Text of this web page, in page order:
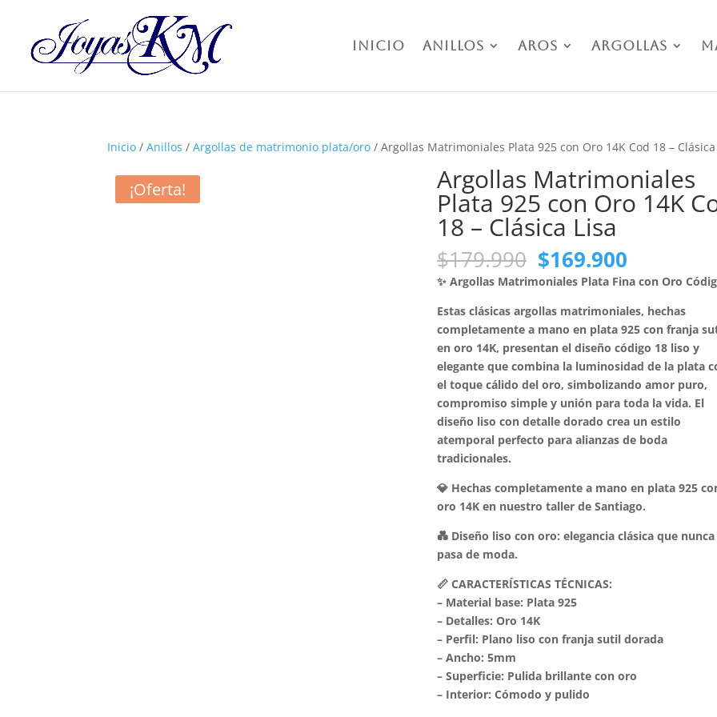
Inicio Anillos Aros Argollas
Inicio /Anillos /Argollas de matrimonio plata/oro / Argollas Matrimoniales Plata 925 con Oro 14K Cod 18 –
¡Oferta! Argollas Matrimoniales
Plata 925 con Oro 14K
18 – Clásica Lisa
$179.990 El
precio
original
era:
$179.990.
$169.900
precio
actual
es:
✨ Argollas Matrimoniales Plata Fina con Oro
Estas clásicas argollas matrimoniales, hechas
completamente a mano en plata 925 con franja
en oro 14K, presentan el diseño código 18 liso y
elegante que combina la luminosidad de la plata
el toque cálido del oro, simbolizando amor puro,
compromiso simple y unión para toda la vida. El
diseño liso con detalle dorado crea un estilo
atemporal perfecto para alianzas de boda
tradicionales.
💎 Hechas completamente a mano en plata 925
oro 14K en nuestro taller de Santiago.
💑 Diseño liso con oro: elegancia clásica que nunca
pasa de moda.
📏 CARACTERÍSTICAS TÉCNICAS:
– Material base: Plata 925
– Detalles: Oro 14K
– Perfil: Plano liso con franja sutil dorada
– Ancho: 5mm
– Superficie: Pulida brillante con oro
– Interior: Cómodo y pulido